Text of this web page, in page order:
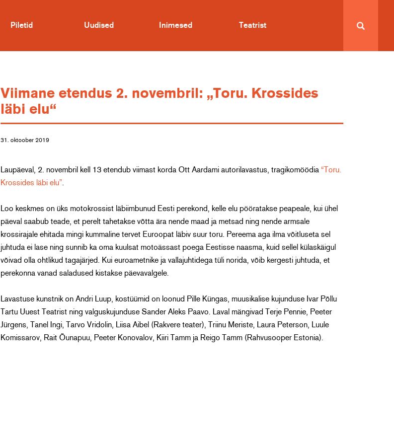
Piletid Uudised Inimesed Teatrist
Viimane etendus 2. novembril: „Toru. Krossides
läbi elu“
31. oktoober 2019
Laupäeval, 2. novembril kell 13 etendub viimast korda Ott Aardami autorilavastus, tragikomöödia “Toru.
Krossides läbi elu”
Loo keskmes on üks motokrossist läbiimbunud Eesti perekond, kelle elu pööratakse peapeale, kui ühel
päeval saabub teade, et perelt tahetakse võtta ära nende maad ja metsad ning nende armsale
krossirajale ehitada mingi kummaline tervet Euroopat läbiv suur toru. Pereema aga ilma võitluseta sel
juhtuda ei lase ning sunnib ka oma kuulsat motoässast poega Eestisse naasma, kuid sellel külaskäigul
võivad olla ohtlikud tagajärjed. Kui euroametnike ja vallajuhtidega tüli norida, võib kergesti juhtuda, et
perekonna vanad saladused kistakse päevavalgele.
Lavastuse kunstnik on Andri Luup, kostüümid on loonud Pille Küngas, muusikalise kujunduse Ivar Põllu
Tartu Uuest Teatrist ning valguskujunduse Sander Aleks Paavo. Laval mängivad Terje Pennie, Peeter
Jürgens, Tanel Ingi, Tarvo Vridolin, Liisa Aibel (Rakvere teater), Triinu Meriste, Laura Peterson, Luule
Komissarov, Rait Õunapuu, Peeter Konovalov, Kiiri Tamm ja Reigo Tamm (Rahvusooper Estonia).